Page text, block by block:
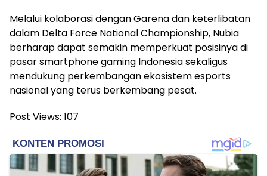
Melalui kolaborasi dengan Garena dan keterlibatan
dalam Delta Force National Championship, Nubia
berharap dapat semakin memperkuat posisinya di
pasar smartphone gaming Indonesia sekaligus
mendukung perkembangan ekosistem esports
nasional yang terus berkembang pesat.
Post Views: 107